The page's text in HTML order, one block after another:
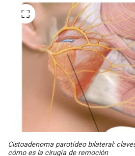
Cistoadenoma parotídeo bilateral:
cómo es la cirugía de remoción